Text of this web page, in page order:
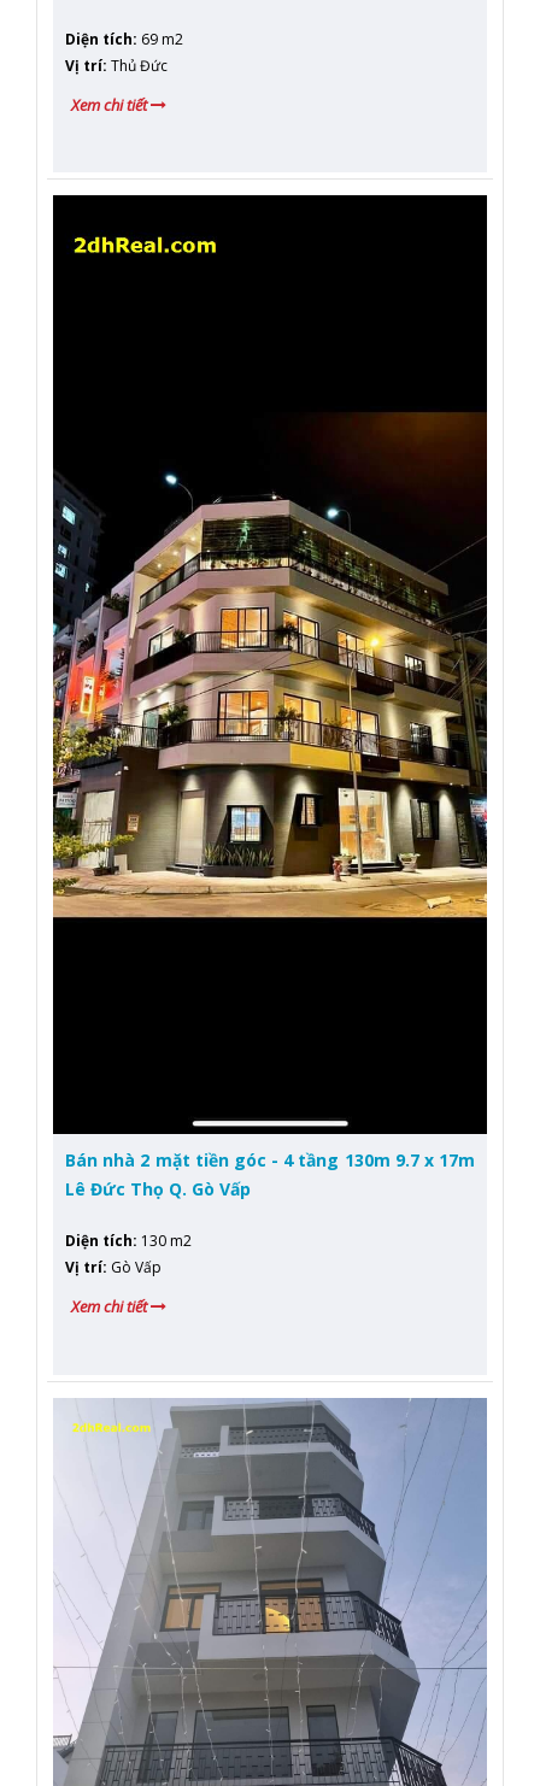
Diện tích: 69 m2
Vị trí: Thủ Đức
Xem chi tiết
Bán nhà 2 mặt tiền góc - 4 tầng 130m 9.7 x 17m
Lê Đức Thọ Q. Gò Vấp
Diện tích: 130 m2
Vị trí: Gò Vấp
Xem chi tiết